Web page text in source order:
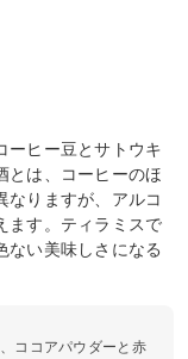
ーヒー豆とサトウキ
とは、コーヒーのほ
なりますが、アルコ
ます。ティラミスで
ない美味しさになる
ココアパウダーと赤